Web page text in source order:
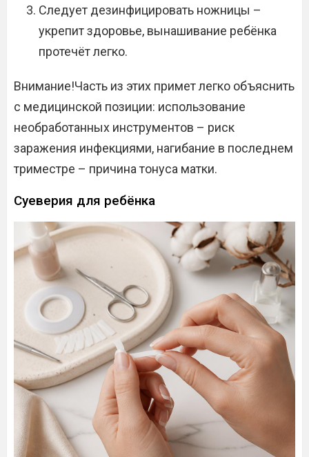
Следует дезинфицировать ножницы –
укрепит здоровье, вынашивание ребёнка
протечёт легко.
Внимание!Часть из этих примет легко объяснить
с медицинской позиции: использование
необработанных инструментов – риск
заражения инфекциями, нагибание в последнем
триместре – причина тонуса матки.
Суеверия для ребёнка